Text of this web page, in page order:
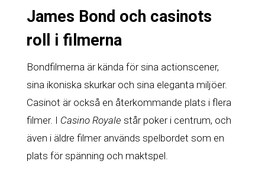
James Bond och casinots
roll i filmerna
Bondfilmerna är kända för sina actionscener,
sina ikoniska skurkar och sina eleganta miljöer.
Casinot är också en återkommande plats i flera
filmer. I Casino Royale står poker i centrum, och
även i äldre filmer används spelbordet som en
plats för spänning och maktspel.